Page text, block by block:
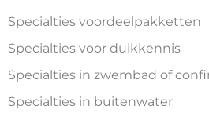
Specialties voordeelpakketten
Specialties voor duikkennis
Specialties in zwembad of
Specialties in buitenwater